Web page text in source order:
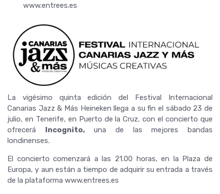
www.entrees.es
La vigésimo quinta edición del Festival Internacional
Canarias Jazz & Más Heineken llega a su fin el sábado 23 de
julio, en Tenerife, en Puerto de la Cruz, con el concierto que
ofrecerá Incognito,una de las mejores bandas
londinenses.
El concierto comenzará a las 21.00 horas, en la Plaza de
Europa, y aun están a tiempo de adquirir su entrada a través
de la plataforma www.entrees.es